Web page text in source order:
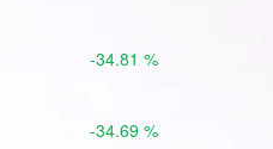
-34.81 %
-34.69 %